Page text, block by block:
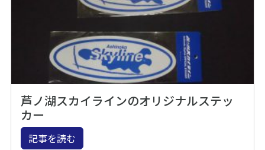
芦ノ湖スカイラインのオリジナルステッ
カー
記事を読む